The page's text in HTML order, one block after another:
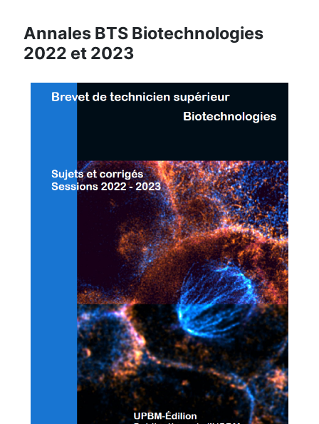
Annales BTS Biotechnologies
2022 et 2023